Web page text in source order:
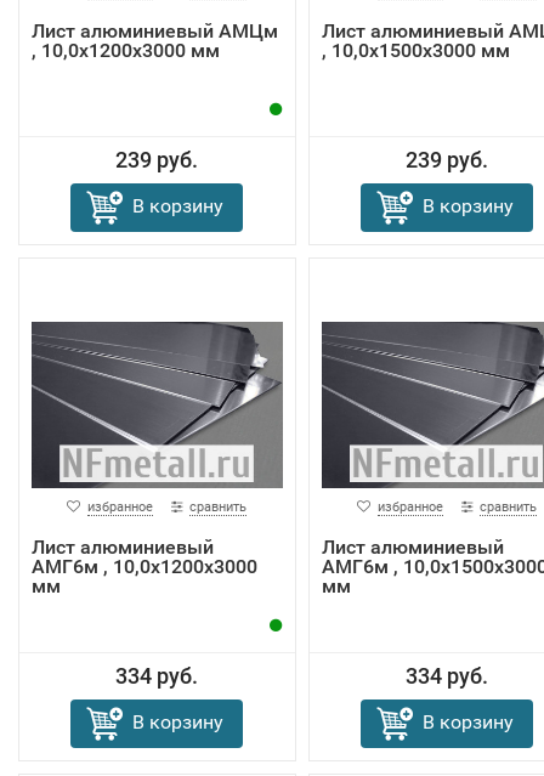
Лист алюминиевый АМЦм
, 10,0х1200х3000 мм
239 руб.
В корзину
Лист алюминиевый
, 10,0х1500х3000 мм
239 руб.
В корзину
избранное сравнить
Лист алюминиевый
АМГ6м , 10,0х1200х3000
мм
334 руб.
В корзину
избранное сравнить
Лист алюминиевый
АМГ6м ,
мм
334 руб.
В корзину